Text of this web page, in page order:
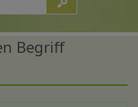
Begriff